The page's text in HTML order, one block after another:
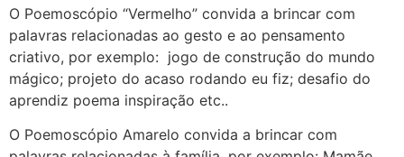
O Poemoscópio “Vermelho” convida a brincar com
palavras relacionadas ao gesto e ao pensamento
criativo, por exemplo: jogo de construção do mundo
mágico; projeto do acaso rodando eu fiz; desafio do
aprendiz poema inspiração etc..
O Poemoscópio Amarelo convida a brincar com